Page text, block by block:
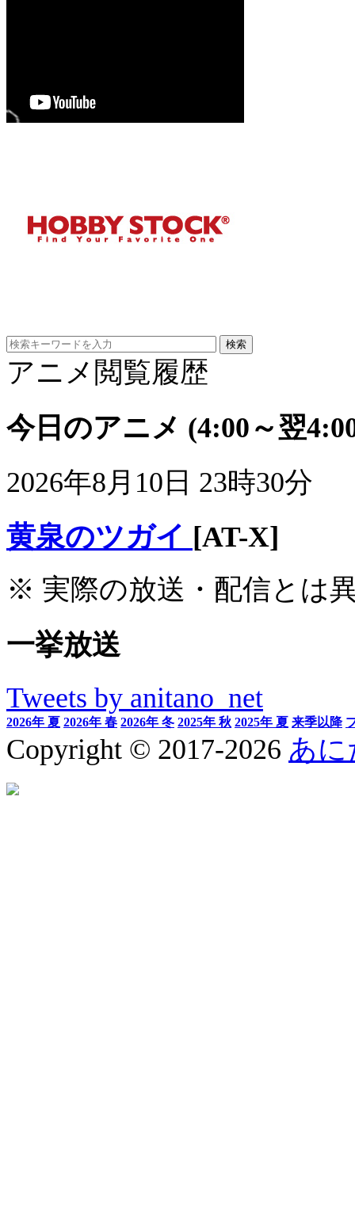
アニメ閲覧履歴
今日のアニメ (4:00～翌
2026年8月10日 23時30分
黄泉のツガイ [AT-X]
※ 実際の放送・配信とは
一挙放送
Tweets by anitano_net
2026年 夏 2026年 春 2026年 冬 2025年 秋 2025年 夏 来季以降
Copyright © 2017-2026 あに